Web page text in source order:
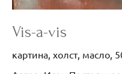
Vis-a-vis
картина, холст, масло,